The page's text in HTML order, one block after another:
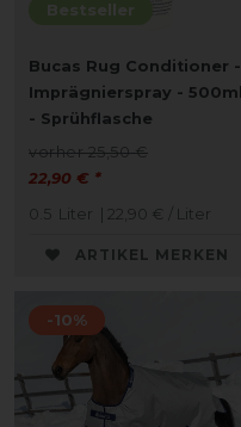
Bestseller
Bucas Rug Conditioner -
Imprägnierspray - 500ml
- Sprühflasche
vorher 25,50 €
22,90 € *
0.5 Liter | 22,90 € / Liter
ARTIKEL MERKEN
-10%